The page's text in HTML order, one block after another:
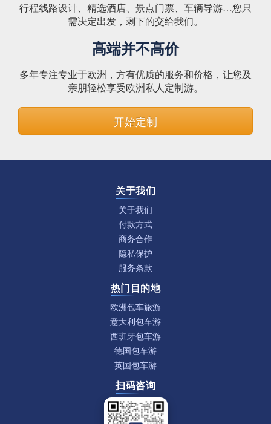
行程线路设计、精选酒店、景点门票、车辆导游…您只
需决定出发，剩下的交给我们。
高端并不高价
多年专注专业于欧洲，方有优质的服务和价格，让您及
亲朋轻松享受欧洲私人定制游。
开始定制
关于我们
关于我们
付款方式
商务合作
隐私保护
服务条款
热门目的地
欧洲包车旅游
意大利包车游
西班牙包车游
德国包车游
英国包车游
扫码咨询